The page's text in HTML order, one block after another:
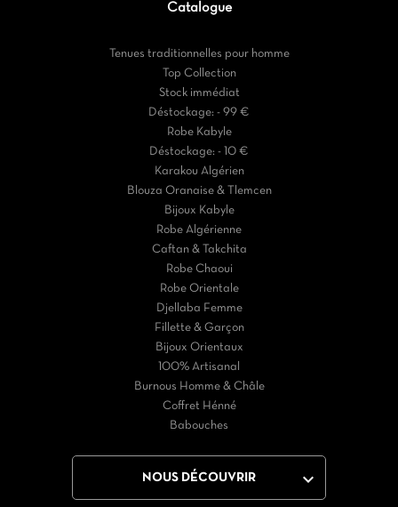
Catalogue
Tenues traditionnelles pour homme
Top Collection
Stock immédiat
Déstockage: - 99 €
Robe Kabyle
Déstockage: - 10 €
Karakou Algérien
Blouza Oranaise & Tlemcen
Bijoux Kabyle
Robe Algérienne
Caftan & Takchita
Robe Chaoui
Robe Orientale
Djellaba Femme
Fillette & Garçon
Bijoux Orientaux
100% Artisanal
Burnous Homme & Châle
Coffret Hénné
Babouches
NOUS DÉCOUVRIR 